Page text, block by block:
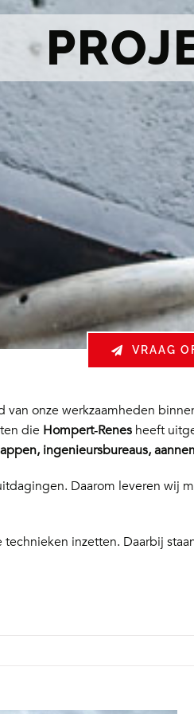
VRAAG
onze werkzaamheden
die Hompert‑Renesheeft
ingenieursbureaus,
Daarom leveren wij
inzetten. Daarbij